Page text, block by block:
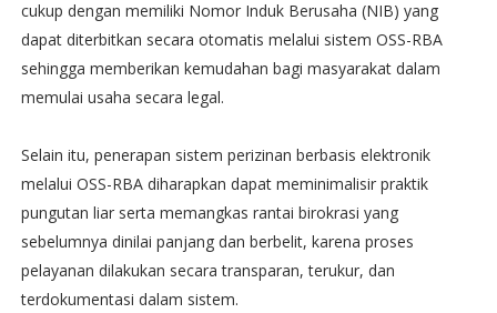
cukup dengan memiliki Nomor Induk Berusaha (NIB) yang
dapat diterbitkan secara otomatis melalui sistem OSS-RBA
sehingga memberikan kemudahan bagi masyarakat dalam
memulai usaha secara legal.
Selain itu, penerapan sistem perizinan berbasis elektronik
melalui OSS-RBA diharapkan dapat meminimalisir praktik
pungutan liar serta memangkas rantai birokrasi yang
sebelumnya dinilai panjang dan berbelit, karena proses
pelayanan dilakukan secara transparan, terukur, dan
terdokumentasi dalam sistem.